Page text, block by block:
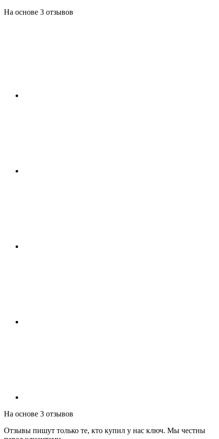
На основе 3 отзывов
На основе 3 отзывов
Отзывы пишут только те, кто купил у нас ключ. Мы честны